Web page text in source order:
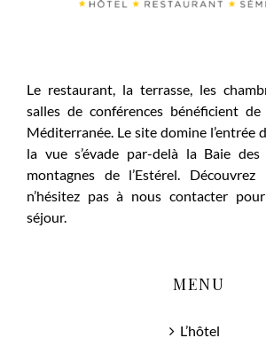
Le restaurant, la terrasse, les
salles de conférences bénéficient
Méditerranée. Le site domine l’entrée
la vue s’évade par-delà la Baie des
montagnes de l’Estérel.
n’hésitez pas à nous contacter
séjour.
MENU
L’hôtel